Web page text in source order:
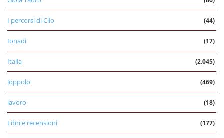
I percorsi di Clio (44)
Ionadi (17)
Italia (2.045)
Joppolo (469)
lavoro (18)
Libri e recensioni (177)